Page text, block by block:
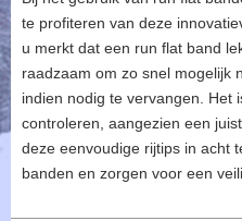
te profiteren van deze
u merkt dat een run flat band
raadzaam om zo snel mogelijk
indien nodig te vervangen. Het
controleren, aangezien een
deze eenvoudige rijtips in acht
banden en zorgen voor een